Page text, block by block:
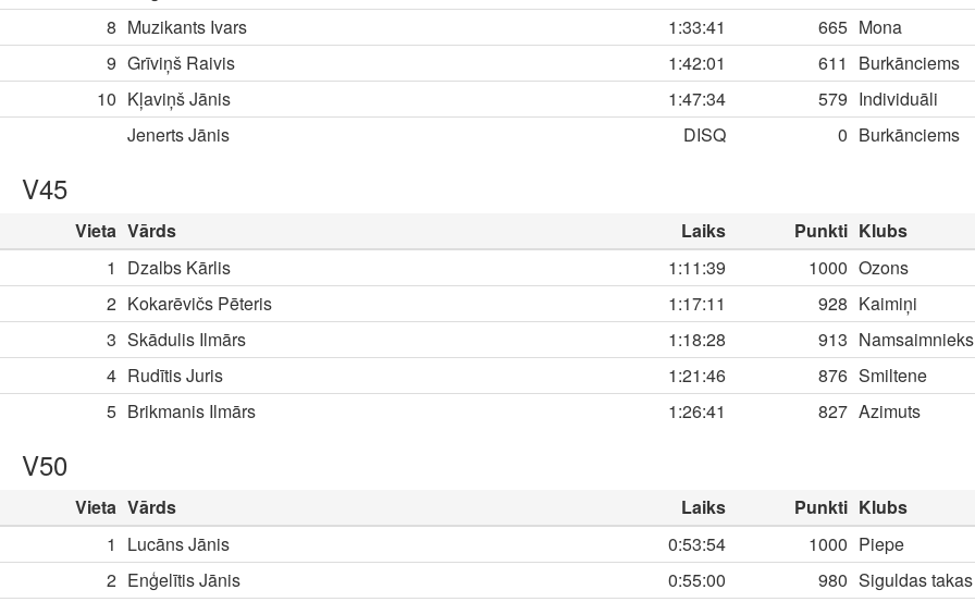
8 Muzikants Ivars 1:33:41 665 Mona
9 Grīviņš Raivis 1:42:01 611
Burkānciems
10 Kļaviņš Jānis 1:47:34 579 Individuāli
Jenerts Jānis
DISQ 0 Burkānciems
V45
Vieta Vārds Laiks Punkti Klubs
1
Dzalbs Kārlis 1:11:39 1000 Ozons
2 Kokarēvičs Pēteris 1:17:11 928 Kaimiņi
3 Skādulis Ilmārs 1:18:28 913 Namsaimnieks
4 Rudītis Juris 1:21:46 876 Smiltene
5 Brikmanis Ilmārs 1:26:41 827 Azimuts
V50
Vieta Vārds Laiks Punkti Klubs
1
Lucāns Jānis 0:53:54 1000 Piepe
2 Enģelītis Jānis 0:55:00 980 Siguldas takas